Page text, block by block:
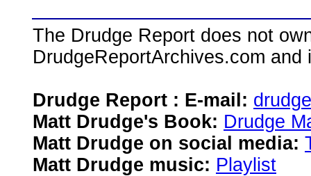
The Drudge Report does not
DrudgeReportArchives.com
Drudge Report : E-mail:
Matt Drudge's Book: Drudge
Matt Drudge on social media:
Matt Drudge music: Playlist